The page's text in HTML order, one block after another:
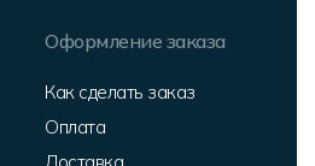
Оформление заказа
Как сделать заказ
Оплата